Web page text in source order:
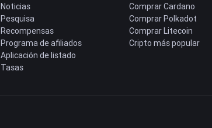
Noticias
Pesquisa
Recompensas
Programa de afiliados
Aplicación de listado
Tasas
Comprar Cardano
Comprar Polkadot
Comprar Litecoin
Cripto más popular